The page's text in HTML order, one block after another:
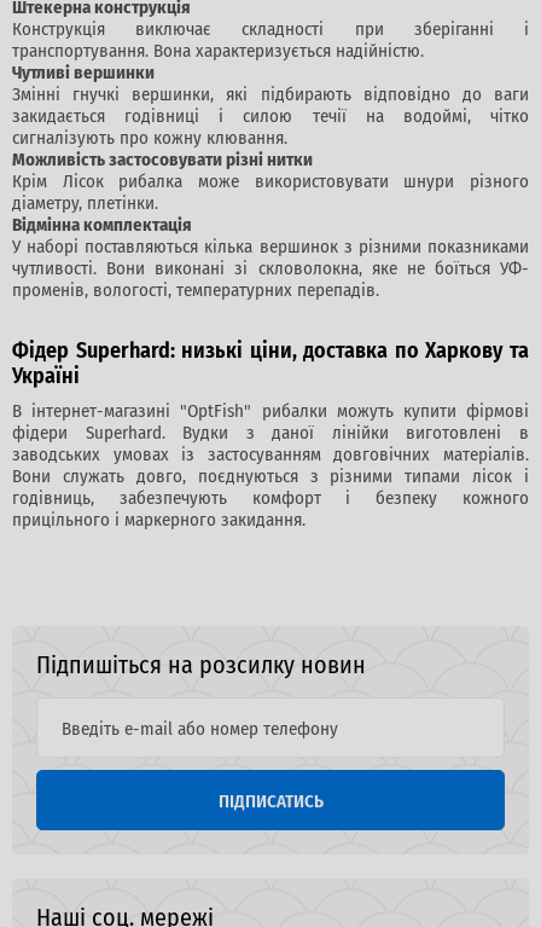
Конструкція виключає складності при зберіганні і
транспортування. Вона характеризується надійністю.
Чутливі вершинки
Змінні гнучкі вершинки, які підбирають відповідно до ваги
закидається годівниці і силою течії на водоймі, чітко
сигналізують про кожну клювання.
Можливість застосовувати різні нитки
Крім Лісок рибалка може використовувати шнури різного
діаметру, плетінки.
Відмінна комплектація
У наборі поставляються кілька вершинок з різними показниками
чутливості. Вони виконані зі скловолокна, яке не боїться УФ-
променів, вологості, температурних перепадів.
Фідер Superhard: низькі ціни, доставка по Харкову та
Україні
В інтернет-магазині "OptFish" рибалки можуть купити фірмові
фідери Superhard. Вудки з даної лінійки виготовлені в
заводських умовах із застосуванням довговічних матеріалів.
Вони служать довго, поєднуються з різними типами лісок і
годівниць, забезпечують комфорт і безпеку кожного
прицільного і маркерного закидання.
Підпишіться на розсилку новин
ПІДПИСАТИСЬ
Наші соц. мережі